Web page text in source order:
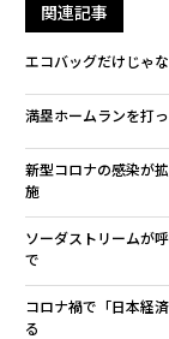
関連記事
エコバッグだけじゃ
満塁ホームランを打
新型コロナの感染が
施
ソーダストリームが
で
コロナ禍で「日本経
る